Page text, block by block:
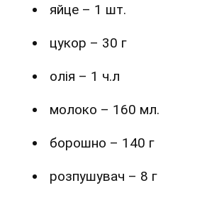
яйце – 1 шт.
цукор – 30 г
олія – 1 ч.л
молоко – 160 мл.
борошно – 140 г
розпушувач – 8 г